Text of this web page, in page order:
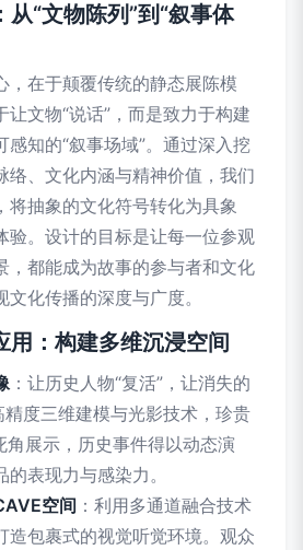
“文物陈列”到“叙事体
，在于颠覆传统的静态展陈模
文物“说话”，而是致力于构建
感知的“叙事场域”。通过深入挖
络、文化内涵与精神价值，我们
将抽象的文化符号转化为具象
验。设计的目标是让每一位参观
，都能成为故事的参与者和文化
化传播的深度与广度。
用：构建多维沉浸空间
：让历史人物“复活”，让消失的
精度三维建模与光影技术，珍贵
展示，历史事件得以动态演
表现力与感染力。
空间 ：利用多通道融合技术
造包裹式的视觉听觉环境。观众